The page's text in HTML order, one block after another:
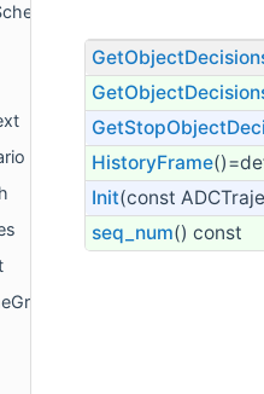
HistoryFrame
Init(const
seq_num() const